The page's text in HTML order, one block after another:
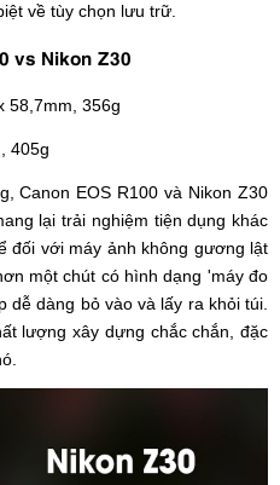
về tùy chọn lưu trữ.
vs Nikon Z30
58,7mm, 356g
405g
Canon EOS R100 và Nikon Z30
lại trải nghiệm tiện dụng khác
đối với máy ảnh không gương lật
một chút có hình dạng 'máy đo
dễ dàng bỏ vào và lấy ra khỏi túi.
lượng xây dựng chắc chắn, đặc